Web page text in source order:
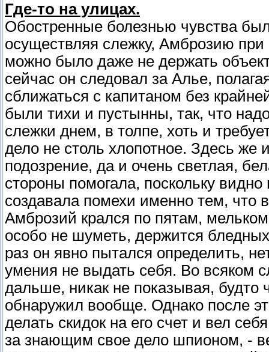
Где-то на улицах.
Обостренные болезнью чувства
осуществляя слежку, Амброзию при
можно было даже не держать
сейчас он следовал за Алье,
сближаться с капитаном без
были тихи и пустынны, так, что
слежки днем, в толпе, хоть и
дело не столь хлопотное. Здесь же
подозрение, да и очень светлая,
стороны помогала, поскольку
создавала помехи именно тем, что
Амброзий крался по пятам,
особо не шуметь, держится
раз он явно пытался определить,
умения не выдать себя. Во всяком
дальше, никак не показывая, будто
обнаружил вообще. Однако после
делать скидок на его счет и вел
за знающим свое дело шпионом, -